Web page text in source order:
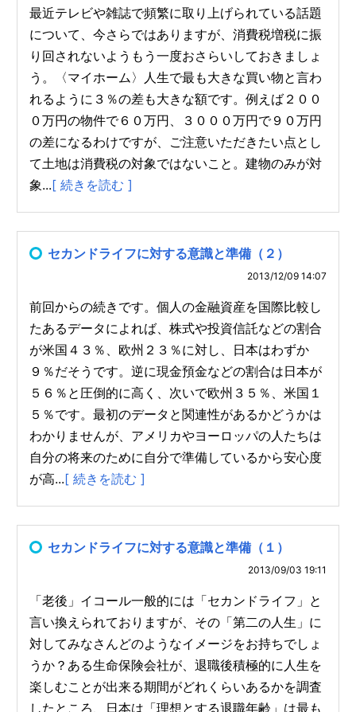
最近テレビや雑誌で頻繁に取り上げられている話題
について、今さらではありますが、消費税増税に振
り回されないようもう一度おさらいしておきましょ
う。〈マイホーム〉人生で最も大きな買い物と言わ
れるように３％の差も大きな額です。例えば２００
０万円の物件で６０万円、３０００万円で９０万円
の差になるわけですが、ご注意いただきたい点とし
て土地は消費税の対象ではないこと。建物のみが対
象...[ 続きを読む ]
セカンドライフに対する意識と準備（２）
2013/12/09 14:07
前回からの続きです。個人の金融資産を国際比較し
たあるデータによれば、株式や投資信託などの割合
が米国４３％、欧州２３％に対し、日本はわずか
９％だそうです。逆に現金預金などの割合は日本が
５６％と圧倒的に高く、次いで欧州３５％、米国１
５％です。最初のデータと関連性があるかどうかは
わかりませんが、アメリカやヨーロッパの人たちは
自分の将来のために自分で準備しているから安心度
が高...[ 続きを読む ]
セカンドライフに対する意識と準備（１）
2013/09/03 19:11
「老後」イコール一般的には「セカンドライフ」と
言い換えられておりますが、その「第二の人生」に
対してみなさんどのようなイメージをお持ちでしょ
うか？ある生命保険会社が、退職後積極的に人生を
楽しむことが出来る期間がどれくらいあるかを調査
したところ、日本は「理想とする退職年齢」は最も